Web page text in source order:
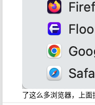
了这么多浏览器，上